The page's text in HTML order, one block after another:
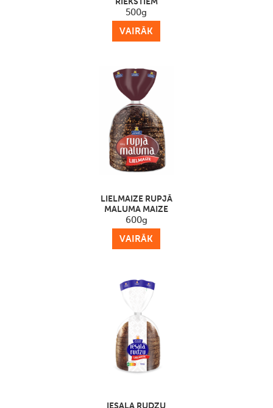
500g
VAIRĀK
LIELMAIZE RUPJĀ
MALUMA MAIZE
600g
VAIRĀK